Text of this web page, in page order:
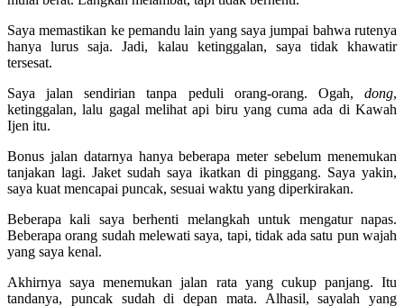
Saya memastikan ke pemandu lain yang saya jumpai bahwa rutenya
hanya lurus saja. Jadi, kalau ketinggalan, saya tidak khawatir
tersesat.
Saya jalan sendirian tanpa peduli orang-orang. Ogah, dong,
ketinggalan, lalu gagal melihat api biru yang cuma ada di Kawah
Ijen itu.
Bonus jalan datarnya hanya beberapa meter sebelum menemukan
tanjakan lagi. Jaket sudah saya ikatkan di pinggang. Saya yakin,
saya kuat mencapai puncak, sesuai waktu yang diperkirakan.
Beberapa kali saya berhenti melangkah untuk mengatur napas.
Beberapa orang sudah melewati saya, tapi, tidak ada satu pun wajah
yang saya kenal.
Akhirnya saya menemukan jalan rata yang cukup panjang. Itu
tandanya, puncak sudah di depan mata. Alhasil, sayalah yang